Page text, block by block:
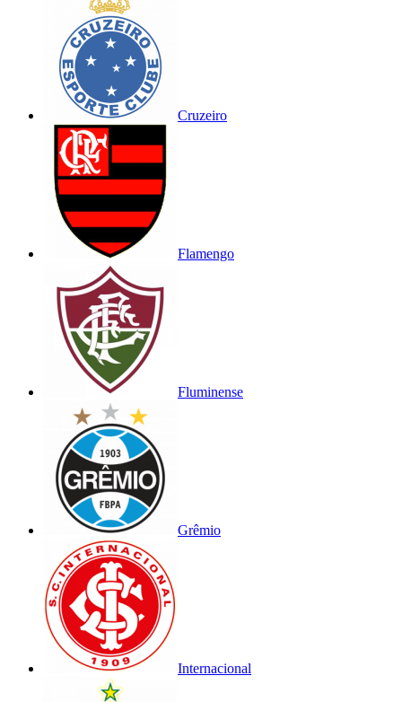
Cruzeiro
Flamengo
Fluminense
Grêmio
Internacional